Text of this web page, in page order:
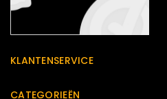
KLANTENSERVICE
CATEGORIEËN